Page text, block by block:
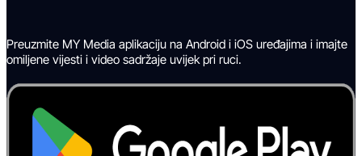
Preuzmite MY Media aplikaciju na Android i iOS uređajima i imajte
omiljene vijesti i video sadržaje uvijek pri ruci.